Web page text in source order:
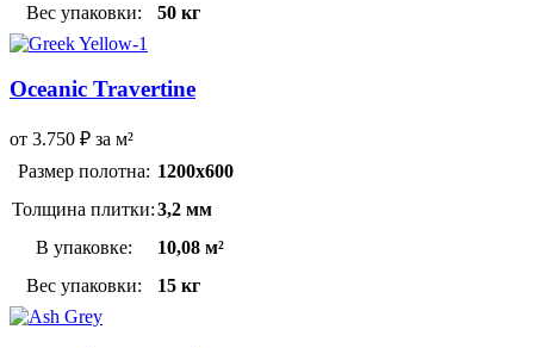
Вес упаковки:
50 кг
Oceanic Travertine
от 3.750 ₽ за м²
Размер полотна: 1200х600
Толщина плитки:3,2 мм
В упаковке:
10,08 м²
Вес упаковки:
15 кг